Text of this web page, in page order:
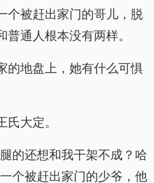
个被赶出家门的哥儿，脱
通人根本没有两样。
的地盘上，她有什么可惧
氏大定。
的还想和我干架不成？哈
个被赶出家门的少爷，他